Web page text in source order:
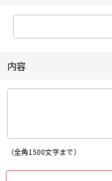
内容
（全角1500文字まで）